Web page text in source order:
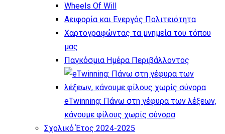
Wheels Of Will
Αειφορία και Ενεργός Πολιτειότητα
Χαρτογραφώντας τα μνημεία του τόπου
μας
Παγκόσμια Ημέρα Περιβάλλοντος
eTwinning: Πάνω στη γέφυρα των λέξεων,
κάνουμε φίλους χωρίς σύνορα
Σχολικό Έτος 2024-2025